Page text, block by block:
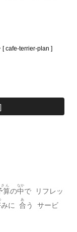
cafe‐terrier-plan ]
算
さん
の中
なか
で リフレッ
みに 合
あ
う サービ